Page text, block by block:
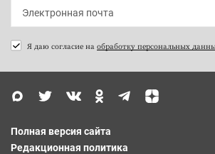
Я даю согласие на обработку персональных
Полная версия сайта
Редакционная политика